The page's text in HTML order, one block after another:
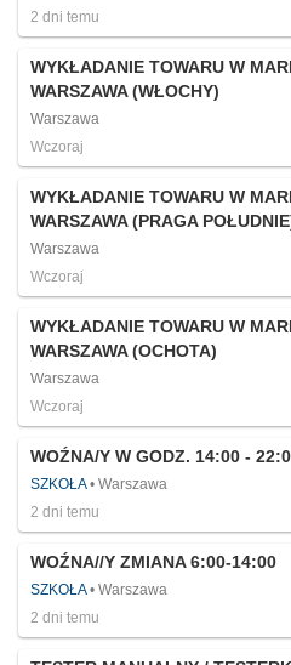
2 dni temu
WYKŁADANIE TOWARU W
WARSZAWA (WŁOCHY)
Warszawa
Wczoraj
WYKŁADANIE TOWARU W
WARSZAWA (PRAGA
Warszawa
Wczoraj
WYKŁADANIE TOWARU W
WARSZAWA (OCHOTA)
Warszawa
Wczoraj
WOŹNA/Y W GODZ. 14:00 -
SZKOŁA
Warszawa
2 dni temu
WOŹNA//Y ZMIANA 6:00-14:00
SZKOŁA
Warszawa
2 dni temu